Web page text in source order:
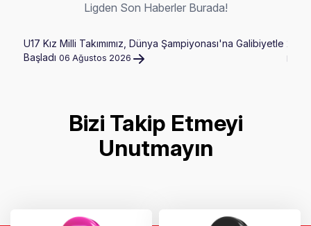
Ligden Son Haberler Burada!
U17 Kız Milli Takımımız, Dünya Şampiyonası'na Galibiyetle
Başladı 06 Ağustos 2026
Bizi Takip Etmeyi
Unutmayın